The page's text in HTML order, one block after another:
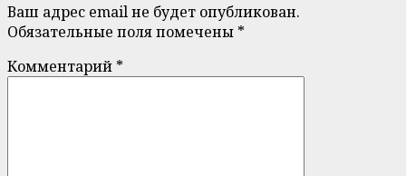
Ваш адрес email не будет опубликован.
Обязательные поля помечены *
Комментарий *